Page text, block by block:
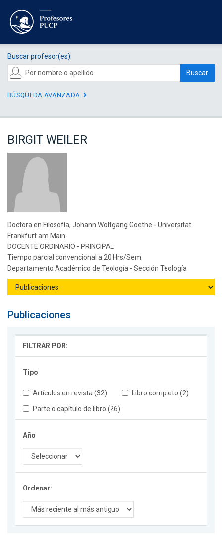
Buscar profesor(es):
Buscar
BÚSQUEDA AVANZADA
BIRGIT WEILER
Doctora en Filosofía, Johann Wolfgang Goethe - Universität
Frankfurt am Main
DOCENTE ORDINARIO - PRINCIPAL
Tiempo parcial convencional a 20 Hrs/Sem
Departamento Académico de Teología - Sección Teología
Publicaciones
FILTRAR POR:
Tipo
Artículos en revista (32)
Libro completo (2)
Parte o capítulo de libro (26)
Año
Ordenar: